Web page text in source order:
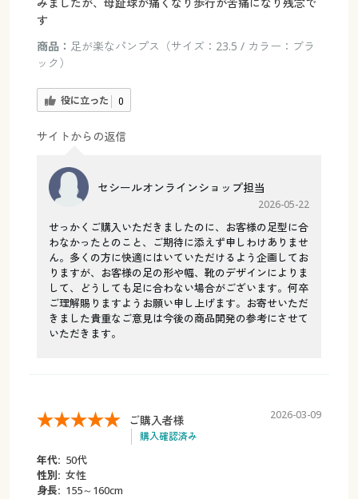
みましたが、母趾球が痛くなり歩行が苦痛になり残念で
す
商品： 足が楽なパンプス（サイズ：23.5 / カラー：ブラ
ック）
役に立った 0
サイトからの返信
セシールオンラインショップ担当
2026-05-22
せっかくご購入いただきましたのに、お客様の足型に合
わなかったとのこと、ご期待に添えず申しわけありませ
ん。多くの方に快適にはいていただけるよう企画してお
りますが、お客様の足の形や幅、靴のデザインによりま
して、どうしても足に合わない場合がございます。何卒
ご理解賜りますようお願い申し上げます。お寄せいただ
きました貴重なご意見は今後の商品開発の参考にさせて
いただきます。
ご購入者様
購入確認済み
2026-03-09
年代: 50代
性別: 女性
身長: 155～160cm